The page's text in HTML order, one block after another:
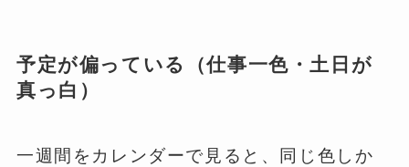
予定が偏っている（仕事一色・土日が
真っ白）
一週間をカレンダーで見ると、同じ色しか